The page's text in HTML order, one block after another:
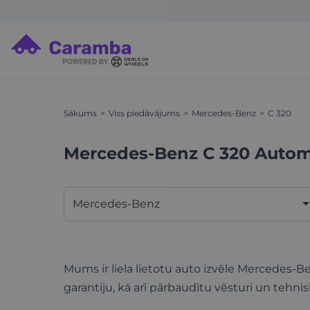
Sākums Viss piedāvājums Mercedes-Benz C 320
Mercedes-Benz C 320
Mercedes-Benz
Mums ir liela lietotu auto izvēle Mercedes-
garantiju, kā arī pārbaudītu vēsturi un